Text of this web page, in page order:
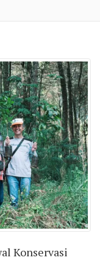
Konservasi